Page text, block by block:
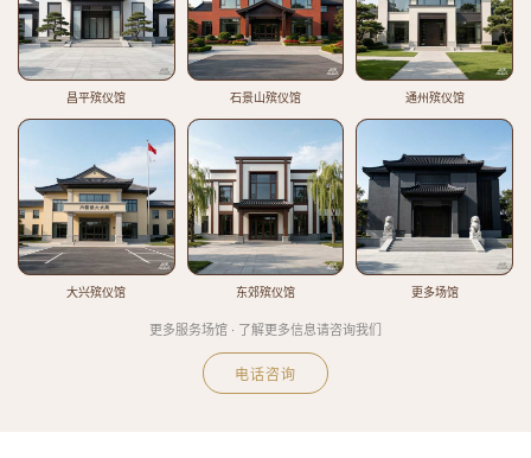
昌平殡仪馆 石景山殡仪馆 通州殡仪馆
大兴殡仪馆 东郊殡仪馆 更多场馆
更多服务场馆 · 了解更多信息请咨询我们
电话咨询